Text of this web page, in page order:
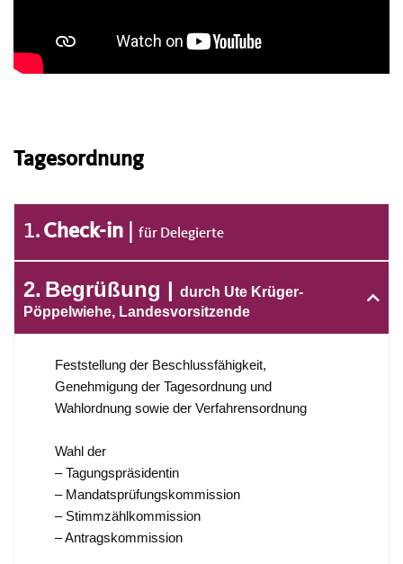
Tagesordnung
1 Check-in für Delegierte
2 Begrüßung
durch Ute Krüger-
Pöppelwiehe, Landesvorsitzende
Feststellung der Beschlussfähigkeit,
Genehmigung der Tagesordnung und
Wahlordnung sowie der Verfahrensordnung
Wahl der
– Tagungspräsidentin
– Mandatsprüfungskommission
– Stimmzählkommission
– Antragskommission